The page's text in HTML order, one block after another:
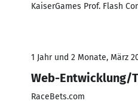
KaiserGames Prof. Flash
1 Jahr und 2 Monate, März
Web-Entwicklung/
RaceBets.com